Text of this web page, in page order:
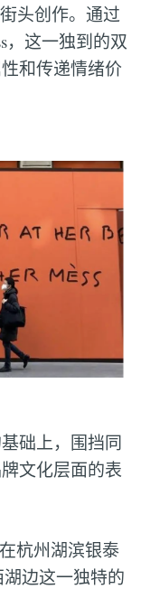
头创作。通过
，这一独到的双
和传递情绪价
础上，围挡同
文化层面的表
杭州湖滨银泰
边这一独特的